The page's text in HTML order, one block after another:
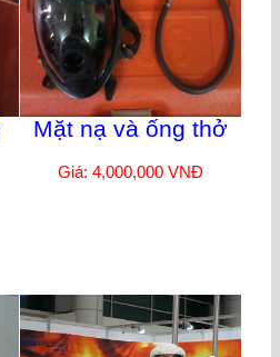
Mặt nạ và ống thở
Giá: 4,000,000 VNĐ